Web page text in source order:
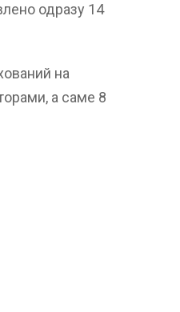
одразу 14
на
а саме 8